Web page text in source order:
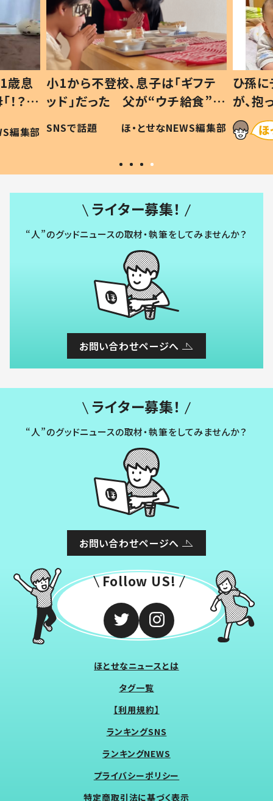
歳息
？」
編集部
小1から不登校、息子は「ギフテ
ッド」だった 父が“ウチ給食”を
作り続ける理由とは #令和の親
#令和の子
SNSで話題 ほ・とせなNEWS編集部
ひ孫
が、
「涙が
い」
ライター募集！
“人”のグッドニュースの取材・執筆をしてみませんか？
お問い合わせページへ
ライター募集！
“人”のグッドニュースの取材・執筆をしてみませんか？
お問い合わせページへ
Follow US!
ほとせなニュースとは
タグ一覧
【利用規約】
ランキングSNS
ランキングNEWS
プライバシーポリシー
特定商取引法に基づく表示